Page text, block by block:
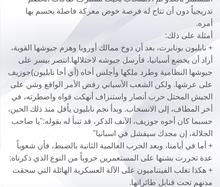
تدريجياً دون أن تتاح له فرصة خوض معركة فاصلة يحسم بها
أمره.
أمثلة على ذلك:
+ نابليون بونابرت، بعد أن دوخ ممالك أوروبا وهزم جيوشها القوية،
أراد أن يخضع أسبانيا، فأرسل جيوشه لاحتلالها.انتصر بيسر على
جيوشها النظامية وطرد ملكها وأجلس أخاه (أي أخا نابليون)جوزيف
على عرشها. ولكن الشعب الأسباني رفض الأمر الواقع وشن على
الجيش المحتل حرب أنصار واستنزاف أنهكت قواه واضطرته، في
أخر المطاف، إلى الانسحاب. وبدأ نجم نابليون يأفل منذ ذلك الحين،
حسبما كان أخوه جوزيف، الآنف الذكر، قد تنبأ له بقوله:"يا صاحب
الجلالة، إن مجدك سيفشل في اسبانيا"
+ أما في أيامنا، وبعد الحرب العالمية الثانية بالضبط، فأن شعوباً
عدة تحررت بشنها على المستعمرين حروباً من النوع الذي ذكرناه:
+ هكذا تغلب الفيتناميون على الآلة العسكرية الهائلة التي سحقت
مدنهم تحت قنابل طائراتها.